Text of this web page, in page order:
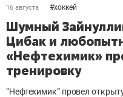
16 августа #хоккей
Шумный
Цибак и
«Нефтехимик»
тренировку
“Нефтехимик” провел